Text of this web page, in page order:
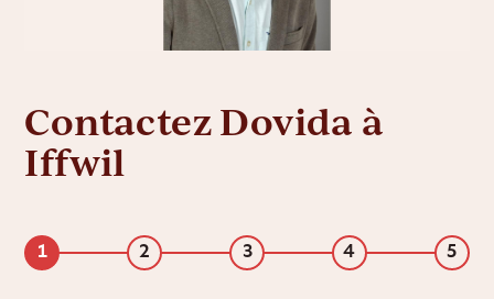
Contactez Dovida à
Iffwil
1 2 3 4 5